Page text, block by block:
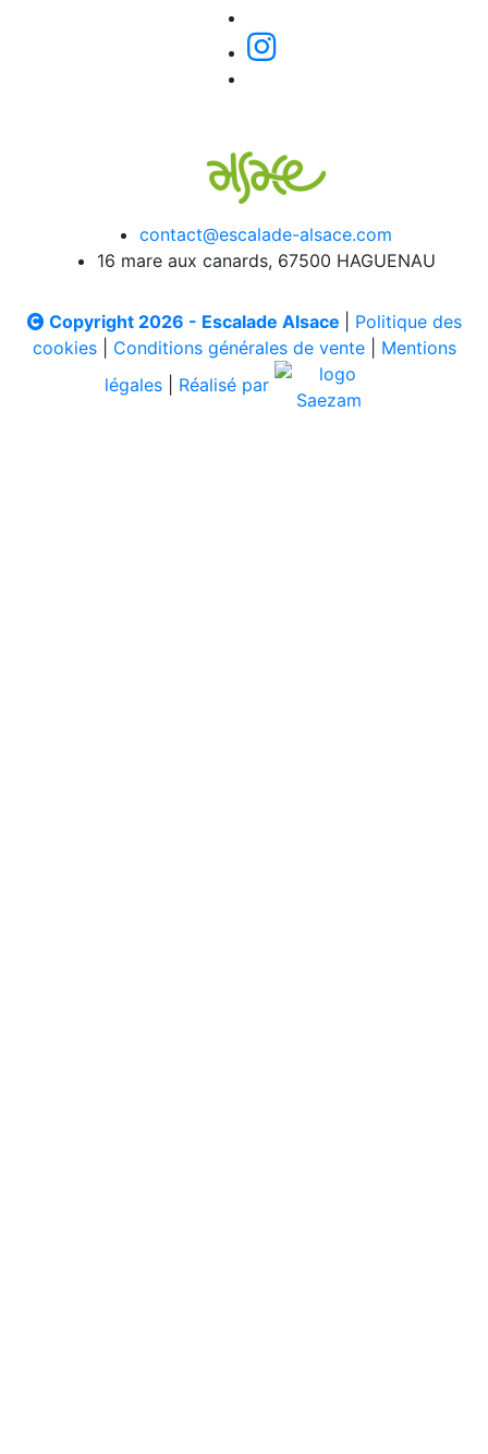
contact@escalade-alsace.com
16 mare aux canards, 67500 HAGUENAU
Copyright 2026 - Escalade Alsace
Politique des
cookies| Conditions générales de vente| Mentions
légales
Réalisé par